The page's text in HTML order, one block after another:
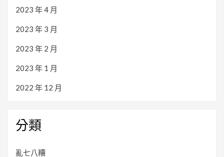
2023 年 4 月
2023 年 3 月
2023 年 2 月
2023 年 1 月
2022 年 12 月
分類
亂七八糟